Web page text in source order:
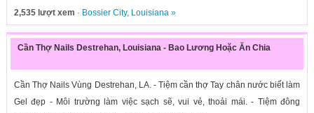
2,535 lượt xem · Bossier City, Louisiana»
Cần Thợ Nails Destrehan, Louisiana - Bao Lương Hoặc Ăn Chia
Cần Thợ Nails Vùng Destrehan, LA. - Tiệm cần thợ Tay chân nước biết làm
Gel đẹp - Môi trường làm việc sạch sẽ, vui vẻ, thoải mái. - Tiệm đông